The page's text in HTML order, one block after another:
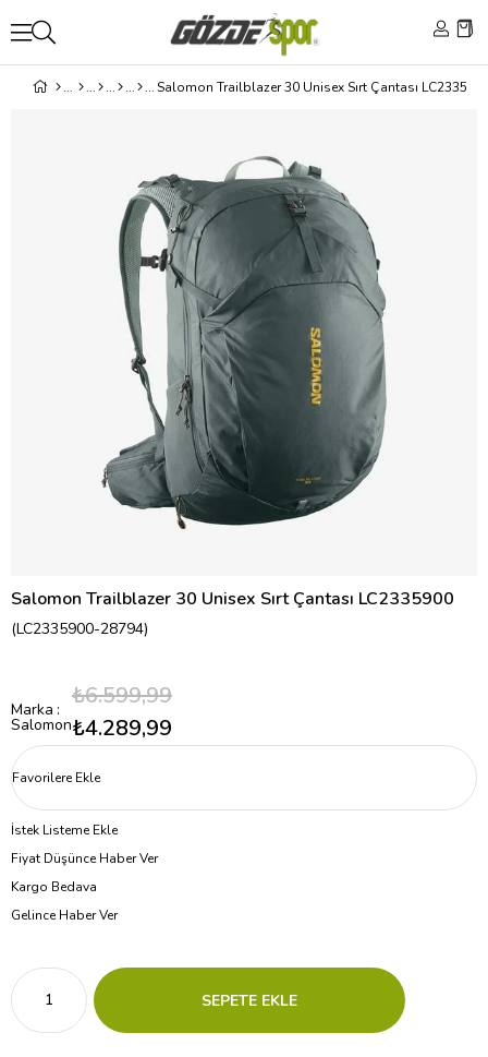
Salomon Trailblazer 30 Unisex Sırt Çantası
Salomon Trailblazer 30 Unisex Sırt Çantası LC2335900
(LC2335900-28794)
Marka :
Salomon
₺6.599,99
₺4.289,99
Favorilere Ekle
İstek Listeme Ekle
Fiyat Düşünce Haber Ver
Kargo Bedava
Gelince Haber Ver